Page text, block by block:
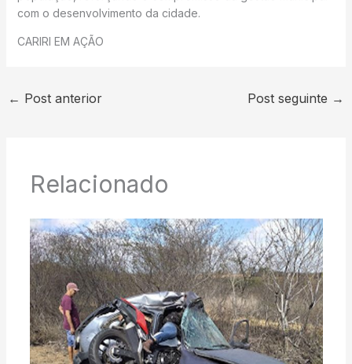
com o desenvolvimento da cidade.
CARIRI EM AÇÃO
← Post anterior Post seguinte →
Relacionado